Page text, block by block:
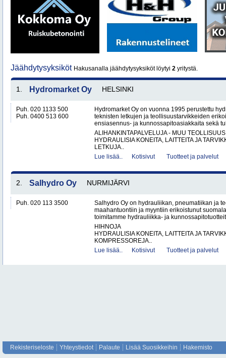
Jäähdytysyksiköt Hakusanalla jäähdytysyksiköt löytyi 2 yritystä.
1. Hydromarket Oy HELSINKI
Puh. 020 1133 500
Puh. 0400 513 600
Hydromarket Oy on vuonna 1995 perustettu
teknisten letkujen ja teollisuustarvikkeiden
ensiasennus- ja kunnossapitoasiakkaita sekä
ALIHANKINTAPALVELUJA - MUU TEOLLISUUS
HYDRAULISIA KONEITA, LAITTEITA JA
LETKUJA..
Lue lisää..
Kotisivut Tuotteet ja palvelut
2. Salhydro Oy NURMIJÄRVI
Puh. 020 113 3500
Salhydro Oy on hydrauliikan, pneumatiikan ja
maahantuontiin ja myyntiin erikoistunut
toimitamme hydrauliikka- ja
HIHNOJA
HYDRAULISIA KONEITA, LAITTEITA JA
KOMPRESSOREJA..
Lue lisää..
Kotisivut Tuotteet ja palvelut
Rekisteriseloste Yhteystiedot Palaute Lisää Suosikkeihin Hakemisto